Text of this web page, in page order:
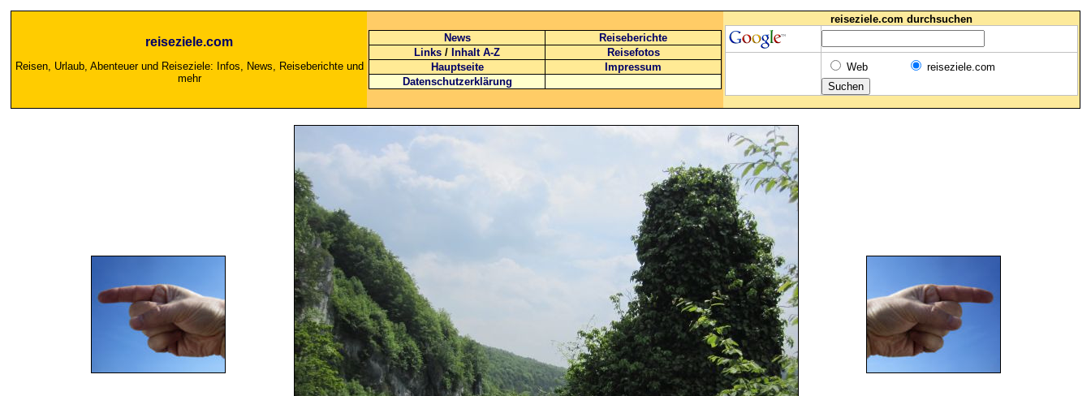
reiseziele.com
Reisen, Urlaub, Abenteuer und Reiseziele: Infos, News, Reiseberichte und
mehr
News
Reiseberichte
Links / Inhalt A-Z
Reisefotos
Hauptseite
Impressum
Datenschutzerklärung
reiseziele.com durchsuchen
Web reiseziele.com